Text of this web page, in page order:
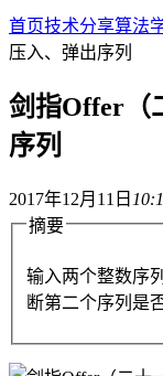
首页技术分享算法
压入、弹出序列
剑指Offer（
序列
2017年12月11日
摘要
输入两个整数序
断第二个序列是